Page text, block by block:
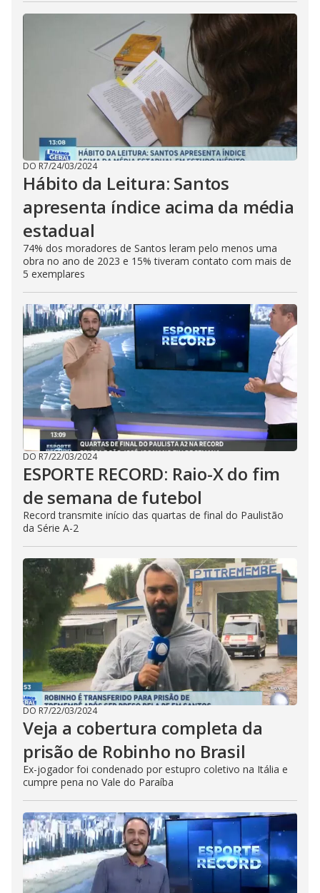
DO R7/24/03/2024
Hábito da Leitura: Santos
apresenta índice acima da média
estadual
74% dos moradores de Santos leram pelo menos uma
obra no ano de 2023 e 15% tiveram contato com mais de
5 exemplares
DO R7/22/03/2024
ESPORTE RECORD: Raio-X do fim
de semana de futebol
Record transmite início das quartas de final do Paulistão
da Série A-2
DO R7/22/03/2024
Veja a cobertura completa da
prisão de Robinho no Brasil
Ex-jogador foi condenado por estupro coletivo na Itália e
cumpre pena no Vale do Paraíba